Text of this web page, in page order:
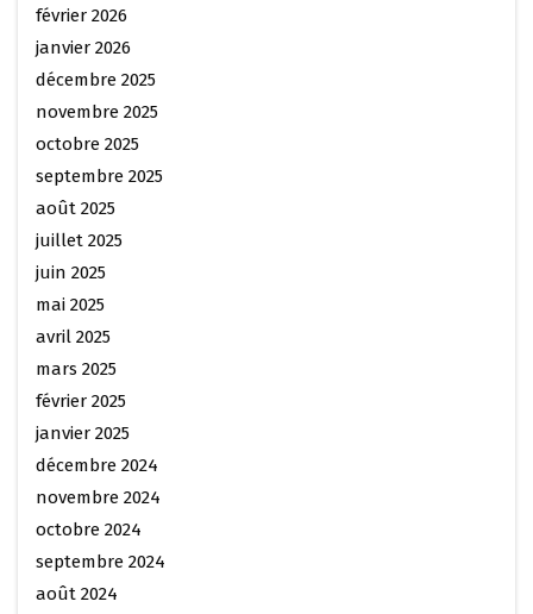
février 2026
janvier 2026
décembre 2025
novembre 2025
octobre 2025
septembre 2025
août 2025
juillet 2025
juin 2025
mai 2025
avril 2025
mars 2025
février 2025
janvier 2025
décembre 2024
novembre 2024
octobre 2024
septembre 2024
août 2024